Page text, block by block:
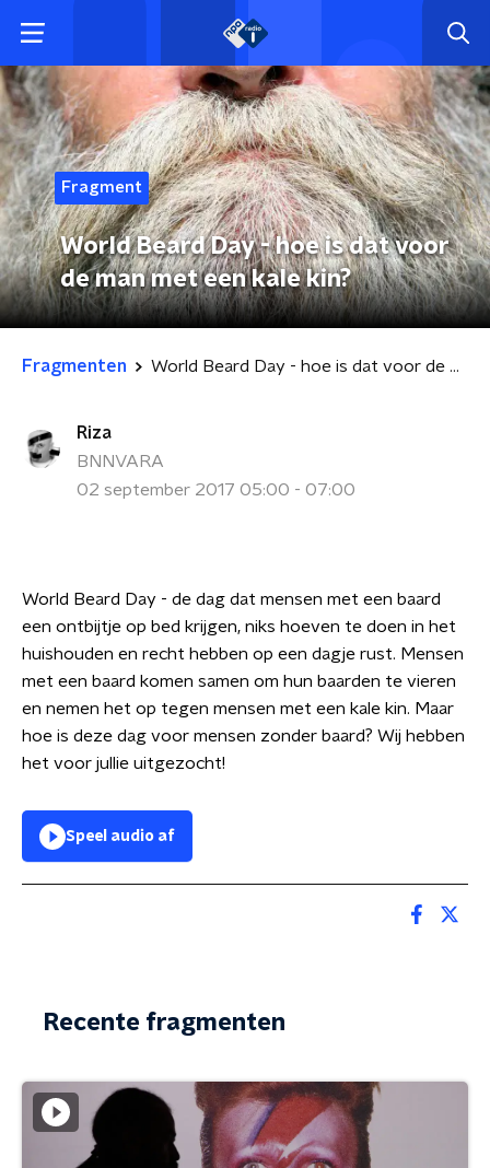
Fragment
World Beard Day - hoe is dat voor
de man met een kale kin?
Fragmenten World Beard Day - hoe is dat voor de man met een kale kin?
Riza
BNNVARA
02 september 2017 05:00 - 07:00
World Beard Day - de dag dat mensen met een baard
een ontbijtje op bed krijgen, niks hoeven te doen in het
huishouden en recht hebben op een dagje rust. Mensen
met een baard komen samen om hun baarden te vieren
en nemen het op tegen mensen met een kale kin. Maar
hoe is deze dag voor mensen zonder baard? Wij hebben
het voor jullie uitgezocht!
Speel audio af
Recente fragmenten